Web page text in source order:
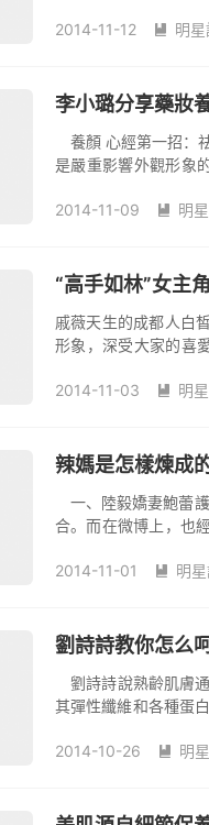
2014-11-12
 明
李小璐分享藥妝
養顏 心經第一招：祛斑 作為一個美人，李小璐當然不容許自己有一點瑕疵，特別
是嚴重影響外觀形象
2014-11-09
 明
“高手如林”女主
戚薇天生的成都人白
形象，深受大家的喜
2014-11-03
 明
辣媽是怎樣煉成
一、陸毅嬌妻鮑蕾護膚：面膜最重要 陸毅鮑
合。而在微博上，也
2014-11-01
 明
劉詩詩教你怎么
劉詩詩說熟齡肌膚
其彈性纖維和各種蛋
并不是最為理想的，
解決肌膚干燥的問題
2014-10-26  明